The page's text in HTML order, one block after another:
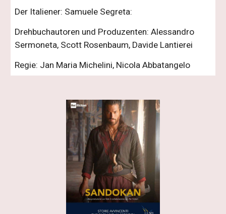
Der Italiener: Samuele Segreta:
Drehbuchautoren und Produzenten: Alessandro
Sermoneta, Scott Rosenbaum, Davide Lantierei
Regie: Jan Maria Michelini, Nicola Abbatangelo